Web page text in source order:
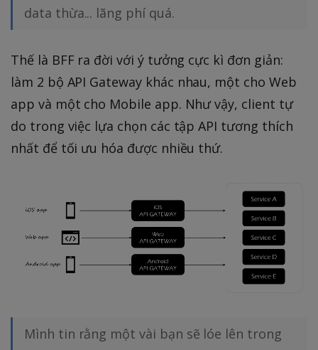
data thừa... lãng phí quá.
Thế là BFF ra đời với ý tưởng cực kì đơn giản:
làm 2 bộ API Gateway khác nhau, một cho Web
app và một cho Mobile app. Như vậy, client tự
do trong việc lựa chọn các tập API tương thích
nhất để tối ưu hóa được nhiều thứ.
Mình tin rằng một vài bạn sẽ lóe lên trong